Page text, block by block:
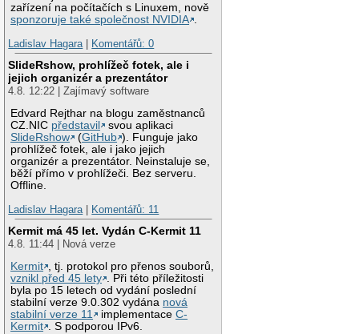
zařízení na počítačích s Linuxem, nově
sponzoruje také společnost NVIDIA .
Ladislav Hagara| Komentářů: 0
SlideRshow, prohlížeč fotek, ale i
jejich organizér a prezentátor
4.8. 12:22 | Zajímavý software
Edvard Rejthar na blogu zaměstnanců
CZ.NIC představil
svou aplikaci
SlideRshow
(GitHub ). Funguje jako
prohlížeč fotek, ale i jako jejich
organizér a prezentátor. Neinstaluje se,
běží přímo v prohlížeči. Bez serveru.
Offline.
Ladislav Hagara| Komentářů: 11
Kermit má 45 let. Vydán C-Kermit 11
4.8. 11:44 | Nová verze
Kermit , tj. protokol pro přenos souborů,
vznikl před 45 lety . Při této příležitosti
byla po 15 letech od vydání poslední
stabilní verze 9.0.302 vydána nová
stabilní verze 11
implementaceC-
Kermit . S podporou IPv6.